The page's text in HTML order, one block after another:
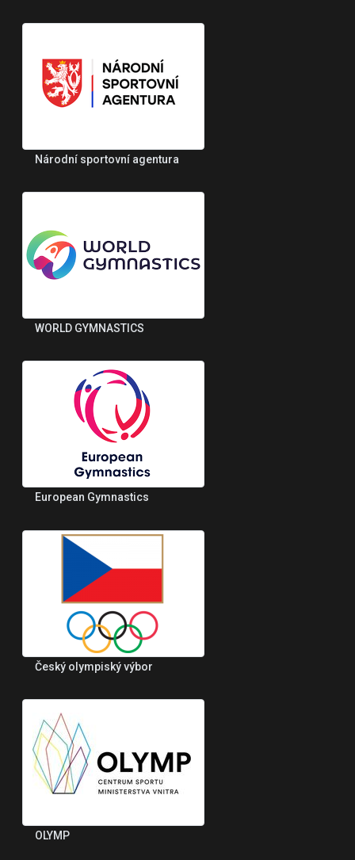
Národní sportovní agentura
WORLD GYMNASTICS
European Gymnastics
Český olympiský výbor
OLYMP